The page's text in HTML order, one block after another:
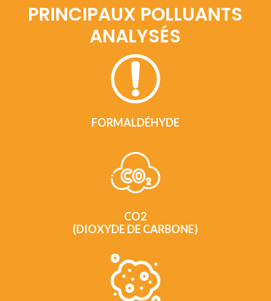
PRINCIPAUX POLLUANTS
ANALYSÉS
FORMALDÉHYDE
CO2
(DIOXYDE DE CARBONE)